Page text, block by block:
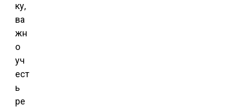
ку,
ва
жн
о
уч
ест
ь
ре